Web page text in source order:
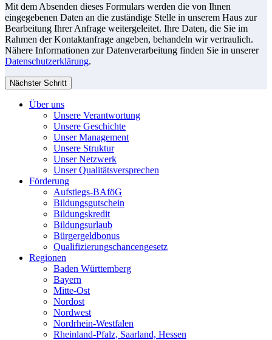
Mit dem Absenden dieses Formulars werden die von Ihnen
eingegebenen Daten an die zuständige Stelle in unserem Haus zur
Bearbeitung Ihrer Anfrage weitergeleitet. Ihre Daten, die Sie im
Rahmen der Kontaktanfrage angeben, behandeln wir vertraulich.
Nähere Informationen zur Datenverarbeitung finden Sie in unserer
Datenschutzerklärung.
Nächster Schritt
Über uns
Unsere Verantwortung
Unsere Geschichte
Unser Management
Unsere Struktur
Unser Netzwerk
Unser Qualitätsversprechen
Förderung
Aufstiegs-BAföG
Bildungsgutschein
Bildungskredit
Bildungsurlaub
Bürgergeldbonus
Qualifizierungschancengesetz
Regionen
Baden Württemberg
Bayern
Mitte-Ost
Nordost
Nordwest
Nordrhein-Westfalen
Rheinland-Pfalz, Saarland, Hessen